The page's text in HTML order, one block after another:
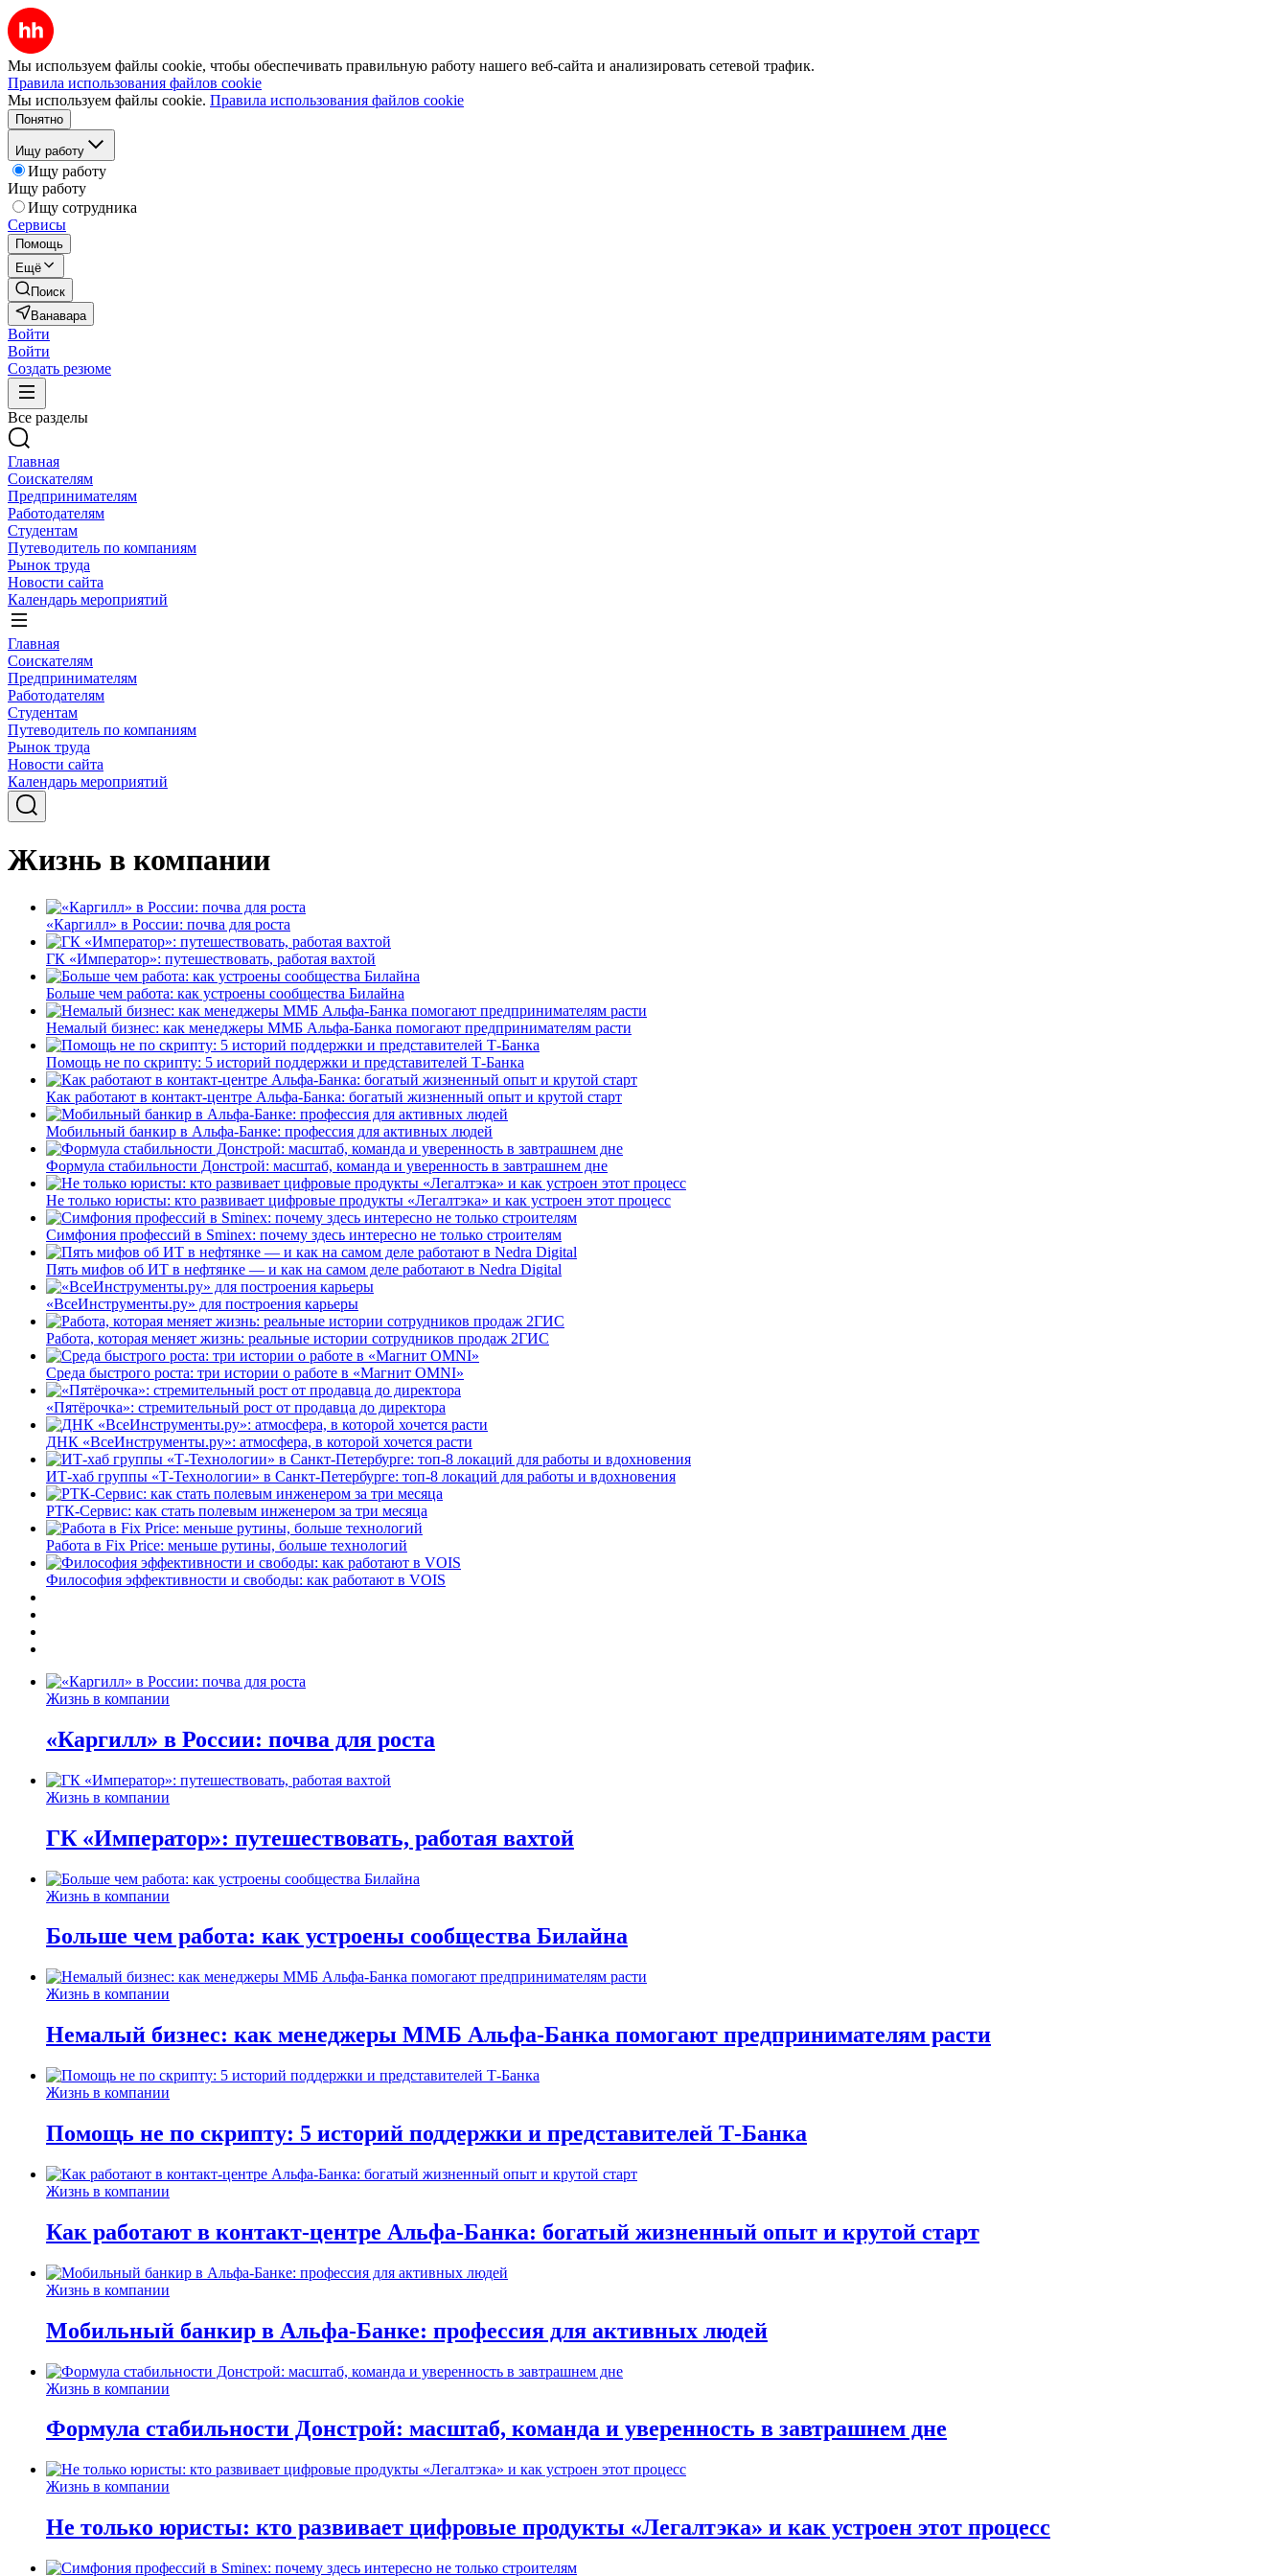
Мы используем файлы cookie, чтобы обеспечивать правильную работу нашего веб-сайта и анализировать сетевой трафик.
Правила использования файлов cookie
Мы используем файлы cookie. Правила использования файлов cookie
Понятно
Ищу работу
Ищу работу
Ищу работу
Ищу сотрудника
Сервисы
Помощь
Ещё
Поиск
Ванавара
Войти
Войти
Создать резюме
Все разделы
Главная
Соискателям
Предпринимателям
Работодателям
Студентам
Путеводитель по компаниям
Рынок труда
Новости сайта
Календарь мероприятий
Главная
Соискателям
Предпринимателям
Работодателям
Студентам
Путеводитель по компаниям
Рынок труда
Новости сайта
Календарь мероприятий
Жизнь в компании
«Каргилл» в России: почва для роста
ГК «Император»: путешествовать, работая вахтой
Больше чем работа: как устроены сообщества Билайна
Немалый бизнес: как менеджеры ММБ Альфа-Банка помогают предпринимателям расти
Помощь не по скрипту: 5 историй поддержки и представителей Т-Банка
Как работают в контакт-центре Альфа-Банка: богатый жизненный опыт и крутой старт
Мобильный банкир в Альфа-Банке: профессия для активных людей
Формула стабильности Донстрой: масштаб, команда и уверенность в завтрашнем дне
Не только юристы: кто развивает цифровые продукты «Легалтэка» и как устроен этот процесс
Симфония профессий в Sminex: почему здесь интересно не только строителям
Пять мифов об ИТ в нефтянке — и как на самом деле работают в Nedra Digital
«ВсеИнструменты.ру» для построения карьеры
Работа, которая меняет жизнь: реальные истории сотрудников продаж 2ГИС
Среда быстрого роста: три истории о работе в «Магнит OMNI»
«Пятёрочка»: стремительный рост от продавца до директора
ДНК «ВсеИнструменты.ру»: атмосфера, в которой хочется расти
ИТ-хаб группы «Т-Технологии» в Санкт-Петербурге: топ-8 локаций для работы и вдохновения
РТК-Сервис: как стать полевым инженером за три месяца
Работа в Fix Price: меньше рутины, больше технологий
Философия эффективности и свободы: как работают в VOIS
Жизнь в компании
«Каргилл» в России: почва для роста
Жизнь в компании
ГК «Император»: путешествовать, работая вахтой
Жизнь в компании
Больше чем работа: как устроены сообщества Билайна
Жизнь в компании
Немалый бизнес: как менеджеры ММБ Альфа-Банка помогают предпринимателям расти
Жизнь в компании
Помощь не по скрипту: 5 историй поддержки и представителей Т-Банка
Жизнь в компании
Как работают в контакт-центре Альфа-Банка: богатый жизненный опыт и крутой старт
Жизнь в компании
Мобильный банкир в Альфа-Банке: профессия для активных людей
Жизнь в компании
Формула стабильности Донстрой: масштаб, команда и уверенность в завтрашнем дне
Жизнь в компании
Не только юристы: кто развивает цифровые продукты «Легалтэка» и как устроен этот процесс